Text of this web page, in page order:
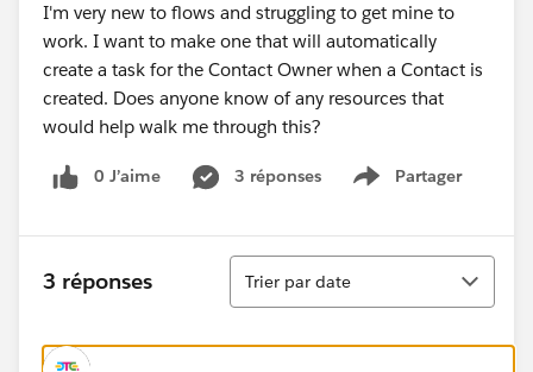
I'm very new to flows and struggling to get mine to
work. I want to make one that will automatically
create a task for the Contact Owner when a Contact is
created. Does anyone know of any resources that
would help walk me through this?
0 J’aime 3 réponses Partager
Show menu
3 réponses
Tri
Trier par date